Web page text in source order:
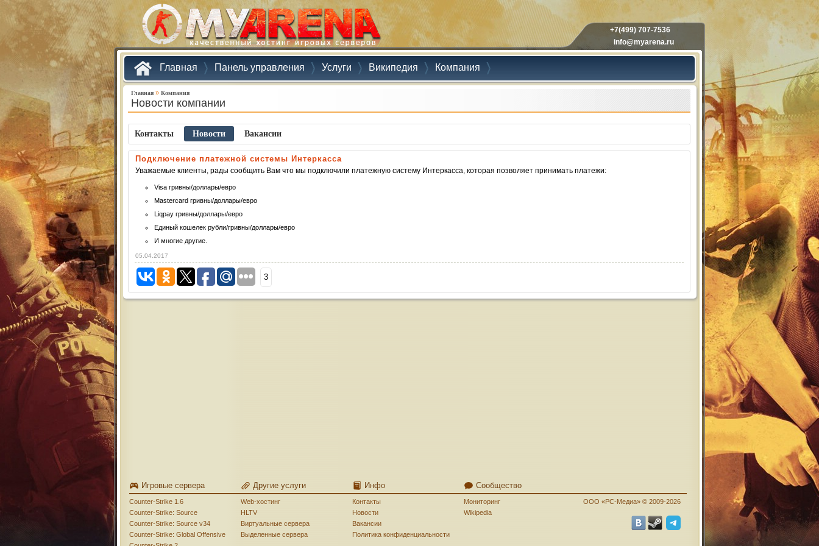
+7(499) 707-7536
info@myarena.ru
Главная Панель управления Услуги Википедия Компания
Главная » Компания
Новости компании
Контакты Новости Ваканcии
Подключение платежной системы Интеркасса
Уважаемые клиенты, рады сообщить Вам что мы подключили платежную систему Интеркасса, которая позволяет принимать платежи:
Visa гривны/доллары/евро
Mastercard гривны/доллары/евро
Liqpay гривны/доллары/евро
Единый кошелек рубли/гривны/доллары/евро
И многие другие.
05.04.2017
3
Игровые сервера
Counter-Strike 1.6
Counter-Strike: Source
Counter-Strike: Source v34
Counter-Strike: Global Offensive
Другие услуги
Web-хостинг
HLTV
Виртуальные сервера
Выделенные сервера
Инфо
Контакты
Новости
Вакансии
Политика конфиденциальности
Сообщество
Мониторинг
Wikipedia
ООО «PC-Медиа» © 2009-2026